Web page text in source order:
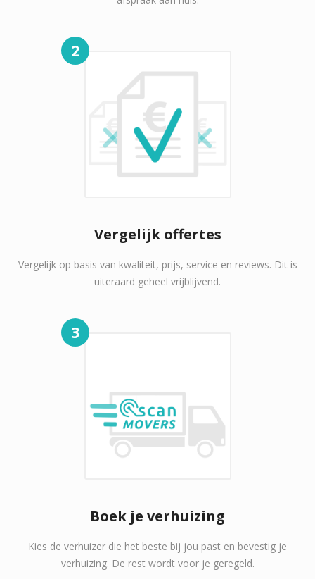
2
Vergelijk offertes
Vergelijk op basis van kwaliteit, prijs, service en reviews. Dit is
uiteraard geheel vrijblijvend.
3
Boek je verhuizing
Kies de verhuizer die het beste bij jou past en bevestig je
verhuizing. De rest wordt voor je geregeld.